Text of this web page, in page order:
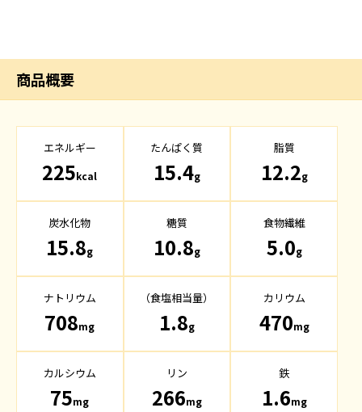
商品概要
エネルギー
225kcal
たんぱく質
15.4g
脂質
12.2g
炭水化物
15.8g
糖質
10.8g
食物繊維
5.0g
ナトリウム
708mg
（食塩相当量）
1.8g
カリウム
470mg
カルシウム
75mg
リン
266mg
鉄
1.6mg